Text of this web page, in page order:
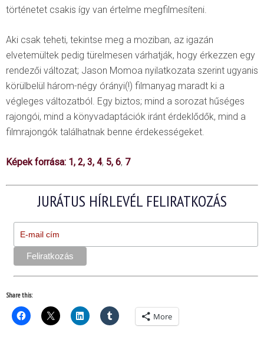
történetet csakis így van értelme megfilmesíteni.
Aki csak teheti, tekintse meg a moziban, az igazán
elvetemültek pedig türelmesen várhatják, hogy érkezzen egy
rendezői változat; Jason Momoa nyilatkozata szerint ugyanis
körülbelül három-négy órányi(!) filmanyag maradt ki a
végleges változatból. Egy biztos; mind a sorozat hűséges
rajongói, mind a könyvadaptációk iránt érdeklődők, mind a
filmrajongók találhatnak benne érdekességeket.
Képek forrása: 1, 2, 3, 4, 5, 6, 7
JURÁTUS HÍRLEVÉL FELIRATKOZÁS
Share this:
More